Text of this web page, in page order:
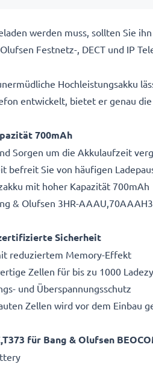
werden muss, sollten Sie
Festnetz-, DECT und IP
Hochleistungsakku
entwickelt, bietet er genau
700mAh
Sorgen um die Akkulaufzeit
befreit Sie von häufigen
mit hoher Kapazität 700mAh
& Olufsen 3HR-
Sicherheit
reduziertem Memory-Effekt
Zellen für bis zu 1000
und Überspannungsschutz
Zellen wird vor dem Einbau
für Bang & Olufsen